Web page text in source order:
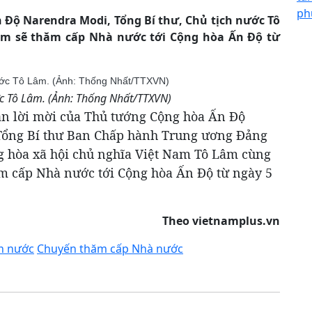
Narendra Modi, Tổng Bí thư, Chủ tịch nước Tô
sẽ thăm cấp Nhà nước tới Cộng hòa Ấn Độ từ
Lâm. (Ảnh: Thống Nhất/TTXVN)
lời mời của Thủ tướng Cộng hòa Ấn Độ
Bí thư Ban Chấp hành Trung ương Đảng
hòa xã hội chủ nghĩa Việt Nam Tô Lâm cùng
cấp Nhà nước tới Cộng hòa Ấn Độ từ ngày 5
Theovietnamplus.vn
nước Chuyến thăm cấp Nhà nước